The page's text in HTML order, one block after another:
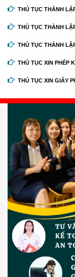
THỦ TỤC THÀNH
THỦ TỤC THÀNH
THỦ TỤC THÀNH
THỦ TỤC XIN PHÉP
THỦ TỤC XIN GIẤY